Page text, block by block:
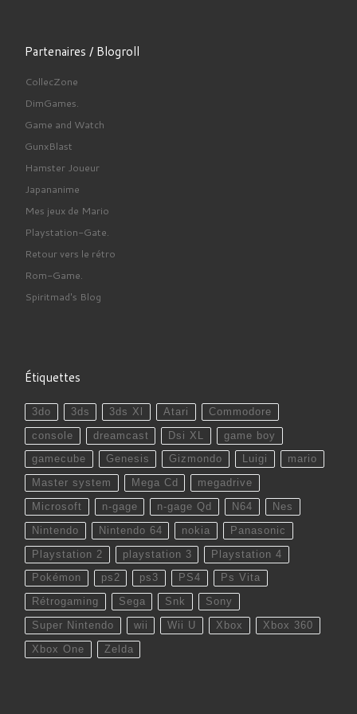
Partenaires / Blogroll
CollecZone
DimGames.
Game and Watch
GunxBlast
Hamster Joueur
Japananime
Mes jeux de Mario
Playstation-Gate.
Retour vers le rétro
Rom-Game.
Spiritmad's Blog
Étiquettes
3do 3ds 3ds Xl Atari Commodore
console dreamcast Dsi XL game boy
gamecube Genesis Gizmondo Luigi mario
Master system Mega Cd megadrive
Microsoft n-gage n-gage Qd N64 Nes
Nintendo Nintendo 64 nokia Panasonic
Playstation 2 playstation 3 Playstation 4
Pokémon ps2 ps3 PS4 Ps Vita
Rétrogaming Sega Snk Sony
Super Nintendo wii Wii U Xbox Xbox 360
Xbox One Zelda